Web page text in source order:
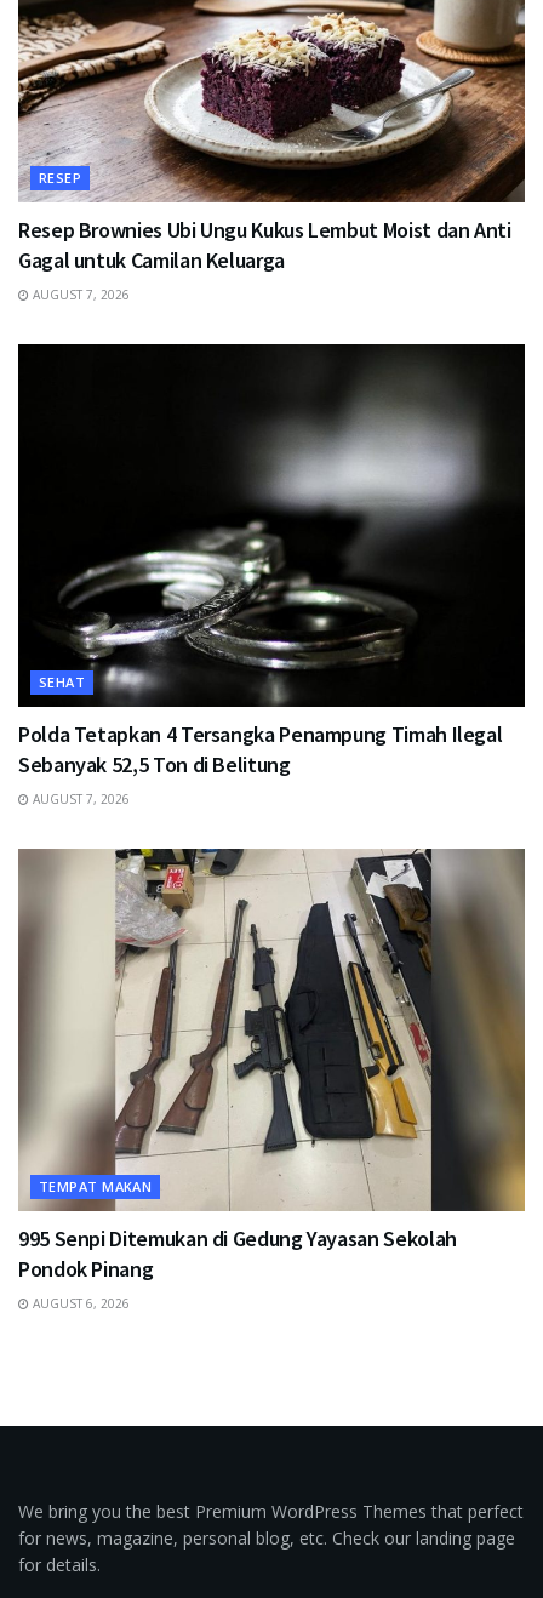
RESEP
Resep Brownies Ubi Ungu Kukus Lembut Moist dan Anti
Gagal untuk Camilan Keluarga
AUGUST 7, 2026
SEHAT
Polda Tetapkan 4 Tersangka Penampung Timah Ilegal
Sebanyak 52,5 Ton di Belitung
AUGUST 7, 2026
TEMPAT MAKAN
995 Senpi Ditemukan di Gedung Yayasan Sekolah
Pondok Pinang
AUGUST 6, 2026
We bring you the best Premium WordPress Themes that perfect
for news, magazine, personal blog, etc. Check our landing page
for details.